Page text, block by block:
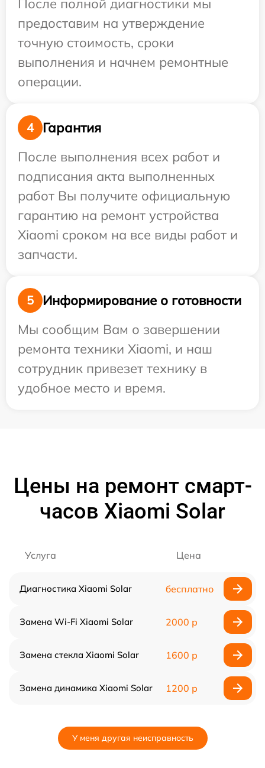
После полной диагностики мы
предоставим на утверждение
точную стоимость, сроки
выполнения и начнем ремонтные
операции.
4
Гарантия
После выполнения всех работ и
подписания акта выполненных
работ Вы получите официальную
гарантию на ремонт устройства
Xiaomi сроком на все виды работ и
запчасти.
5
Информирование о готовности
Мы сообщим Вам о завершении
ремонта техники Xiaomi, и наш
сотрудник привезет технику в
удобное место и время.
Цены на ремонт смарт-
часов Xiaomi Solar
Услуга Цена
Диагностика Xiaomi Solar бесплатно
Замена Wi-Fi Xiaomi Solar 2000 р
Замена стекла Xiaomi Solar 1600 р
Замена динамика Xiaomi Solar 1200 р
У меня другая неисправность